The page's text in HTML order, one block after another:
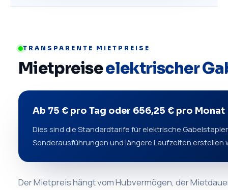
TRANSPARENTE MIETPREISE
Mietpreiseelektrischer
Ab 75 € pro Tag oder 656,25 € pro Monat
Dies sind die Standardtarife für elektrische
Sonderausführungen und längere Laufzeiten erstellen
Der Mietpreis hängt vom Hubvermögen, der